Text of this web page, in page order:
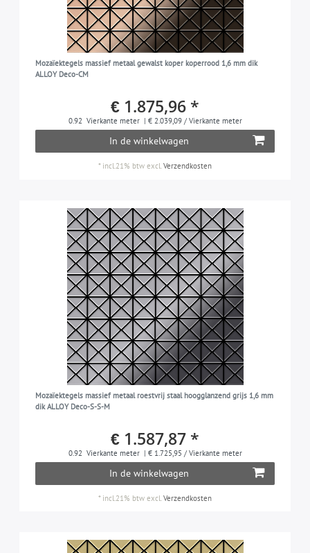
Mozaïektegels massief metaal gewalst koper koperrood 1,6 mm dik
ALLOY Deco-CM
€ 1.875,96 *
0.92 Vierkante meter | € 2.039,09 / Vierkante meter
In de winkelwagen
* incl.21% btw excl.Verzendkosten
Mozaïektegels massief metaal roestvrij staal hoogglanzend grijs 1,6 mm
dik ALLOY Deco-S-S-M
€ 1.587,87 *
0.92 Vierkante meter | € 1.725,95 / Vierkante meter
In de winkelwagen
* incl.21% btw excl. Verzendkosten